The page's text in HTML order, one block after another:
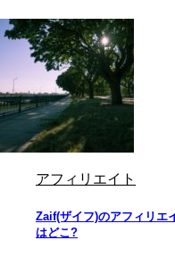
アフィリエイト
Zaif(ザイフ)のアフィリエ
はどこ?